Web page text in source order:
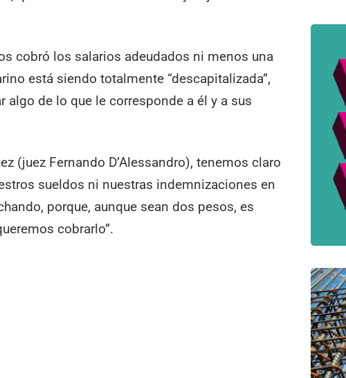
cobró los salarios adeudados ni menos una
está siendo totalmente “descapitalizada”,
algo de lo que le corresponde a él y a sus
(juez Fernando D’Alessandro), tenemos claro
sueldos ni nuestras indemnizaciones en
porque, aunque sean dos pesos, es
cobrarlo”.